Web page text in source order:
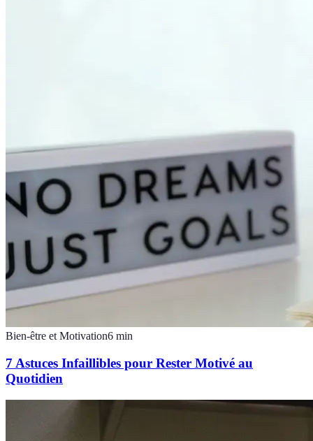
Bien-être et Motivation6 min
7 Astuces Infaillibles pour Rester Motivé au
Quotidien